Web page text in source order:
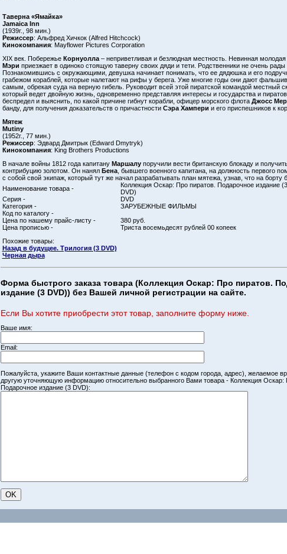
Таверна «Ямайка»
Jamaica Inn
(1939г., 98 мин.)
Режиссер: Альфред Хичкок (Alfred Hitchcock)
Кинокомпания: Mayflower Pictures Corporation
XIX век. Побережье Корнуолла– неприветливая и безлюдная местность. Невинная молодая
Мэри приезжает в одиноко стоящую таверну своих дяди и тети. Родственники не очень рады
Познакомившись с окружающими, девушка начинает понимать, что ее дядюшка и его
грабежом кораблей, которые налетают на рифы у берега. Уже многие годы они дают
самым, обрекая суда на верную гибель. Руководит всей этой пиратской командой местный
который ведет двойную жизнь, одновременно представляя интересы и государства и
беспредел и выяснить, по какой причине гибнут корабли, офицер морского флота Джосс
банду, для получения доказательств о причастности Сэра Хампери и его приспешников к
Мятеж
Mutiny
(1952г., 77 мин.)
Режиссер: Эдвард Дмитрык (Edward Dmytryk)
Кинокомпания: King Brothers Productions
В начале войны 1812 года капитану Маршалупоручили вести британскую блокаду и
контрибуцию золотом. Он нанял Бена, бывшего военного капитана, на должность первого
с собой свой экипаж, который тут же начал разрабатывать план мятежа, узнав, что на борту
Наименование товара -
Коллекция Оскар: Про пиратов. Подарочное издание (3
DVD)
Серия -
DVD
Категория -
ЗАРУБЕЖНЫЕ ФИЛЬМЫ
Код по каталогу -
Цена по нашему прайс-листу -
380 руб.
Цена прописью -
Триста восемьдесят рублей 00 копеек
Похожие товары:
Назад в будущее. Трилогия (3 DVD)
Черная дыра
Форма быстрого заказа товара (Коллекция Оскар: Про пиратов.
издание (3 DVD)) без Вашей личной регистрации на сайте.
Если Вы хотите приобрести этот товар, заполните форму ниже.
Ваше имя:
Email:
Пожалуйста, укажите Ваши контактные данные (телефон с кодом города, адрес), желаемое
другую уточняющую информацию относительно выбранного Вами товара - Коллекция Оскар:
Подарочное издание (3 DVD):